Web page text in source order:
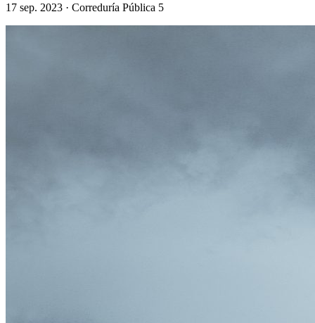
17 sep. 2023 · Correduría Pública 5